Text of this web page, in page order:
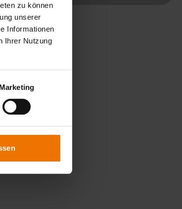
zu können
unserer
Informationen
Ihrer Nutzung
Marketing